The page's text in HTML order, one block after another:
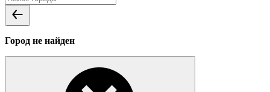
Город не найден